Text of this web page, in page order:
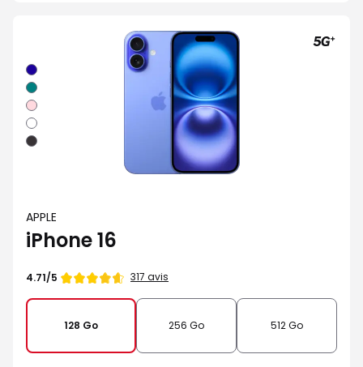
Outremer
Sarcelle
Rose
Blanc
Noir
APPLE
iPhone 16
Note
4.71/5 317 avis
128 Go 256 Go 512 Go